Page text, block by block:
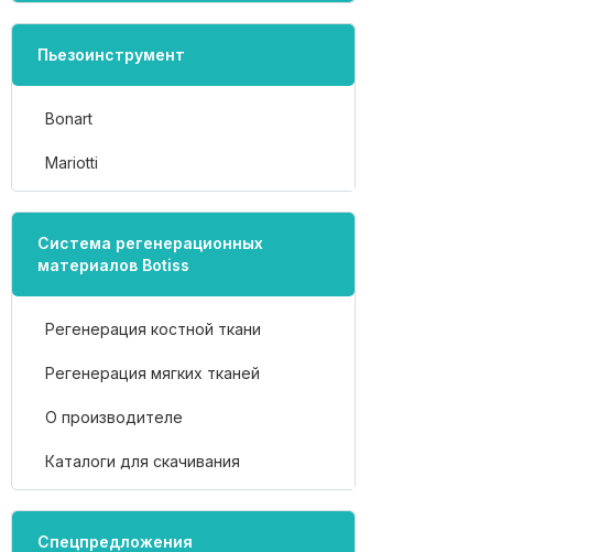
Пьезоинструмент
Bonart
Mariotti
Система регенерационных
материалов Botiss
Регенерация костной ткани
Регенерация мягких тканей
О производителе
Каталоги для скачивания
Спецпредложения